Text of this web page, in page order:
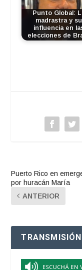
Punto Global:
madrastra y su
influencia en
elecciones de
Puerto Rico en
por huracán María
ANTERIOR